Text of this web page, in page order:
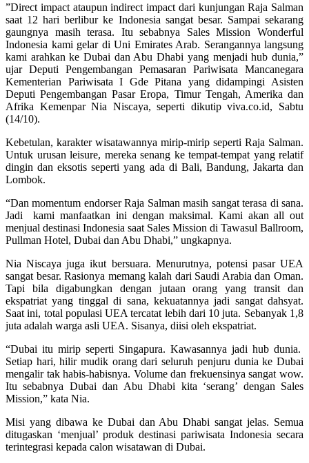
”Direct impact ataupun indirect impact dari kunjungan Raja Salman
saat 12 hari berlibur ke Indonesia sangat besar. Sampai sekarang
gaungnya masih terasa. Itu sebabnya Sales Mission Wonderful
Indonesia kami gelar di Uni Emirates Arab. Serangannya langsung
kami arahkan ke Dubai dan Abu Dhabi yang menjadi hub dunia,”
ujar Deputi Pengembangan Pemasaran Pariwisata Mancanegara
Kementerian Pariwisata I Gde Pitana yang didampingi Asisten
Deputi Pengembangan Pasar Eropa, Timur Tengah, Amerika dan
Afrika Kemenpar Nia Niscaya, seperti dikutip viva.co.id, Sabtu
(14/10).
Kebetulan, karakter wisatawannya mirip-mirip seperti Raja Salman.
Untuk urusan leisure, mereka senang ke tempat-tempat yang relatif
dingin dan eksotis seperti yang ada di Bali, Bandung, Jakarta dan
Lombok.
“Dan momentum endorser Raja Salman masih sangat terasa di sana.
Jadi kami manfaatkan ini dengan maksimal. Kami akan all out
menjual destinasi Indonesia saat Sales Mission di Tawasul Ballroom,
Pullman Hotel, Dubai dan Abu Dhabi,” ungkapnya.
Nia Niscaya juga ikut bersuara. Menurutnya, potensi pasar UEA
sangat besar. Rasionya memang kalah dari Saudi Arabia dan Oman.
Tapi bila digabungkan dengan jutaan orang yang transit dan
ekspatriat yang tinggal di sana, kekuatannya jadi sangat dahsyat.
Saat ini, total populasi UEA tercatat lebih dari 10 juta. Sebanyak 1,8
juta adalah warga asli UEA. Sisanya, diisi oleh ekspatriat.
“Dubai itu mirip seperti Singapura. Kawasannya jadi hub dunia.
Setiap hari, hilir mudik orang dari seluruh penjuru dunia ke Dubai
mengalir tak habis-habisnya. Volume dan frekuensinya sangat wow.
Itu sebabnya Dubai dan Abu Dhabi kita ‘serang’ dengan Sales
Mission,” kata Nia.
Misi yang dibawa ke Dubai dan Abu Dhabi sangat jelas. Semua
ditugaskan ‘menjual’ produk destinasi pariwisata Indonesia secara
terintegrasi kepada calon wisatawan di Dubai.